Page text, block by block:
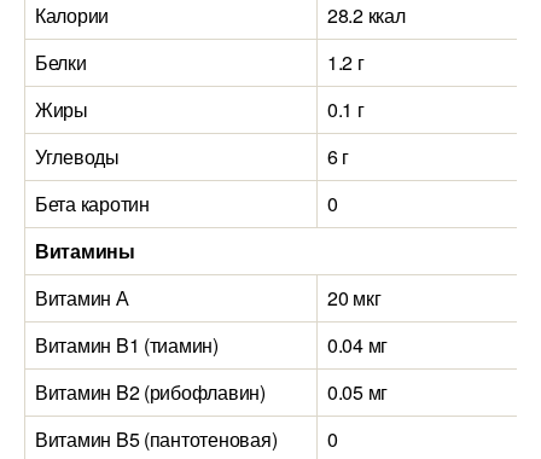
Калории
28.2 ккал
Белки
1.2 г
Жиры
0.1 г
Углеводы
6 г
Бета каротин
0
Витамины
Витамин А
20 мкг
Витамин B1 (тиамин)
0.04 мг
Витамин B2 (рибофлавин)
0.05 мг
Витамин B5 (пантотеновая)
0